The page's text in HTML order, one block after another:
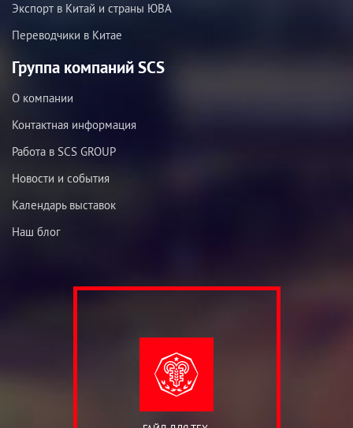
Экспорт в Китай и страны ЮВА
Переводчики в Китае
Группа компаний SCS
О компании
Контактная информация
Работа в SCS GROUP
Новости и события
Календарь выставок
Наш блог